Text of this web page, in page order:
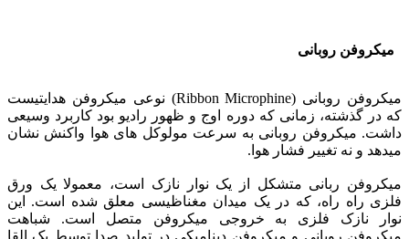
میکروفن روبانی
میکروفن روبانی (Ribbon Microphine) نوعی میکروفن هدایتیست
که در گذشته، زمانی که دوره اوج و ظهور رادیو بود کاربرد وسیعی
داشت. میکروفن روبانی به سرعت مولوکل های هوا واکنش نشان
میدهد و نه تغییر فشار هوا.
میکروفن ربانی متشکل از یک نوار نازک است، معمولا یک ورق
فلزی راه راه، که در یک میدان مغناظیسی معلق شده است. این
نوار نازک فلزی به خروجی میکروفن متصل است. شباهت
میکروفن روبانی و میکروفن دینامیکی در تولید صدا توسط یک القا